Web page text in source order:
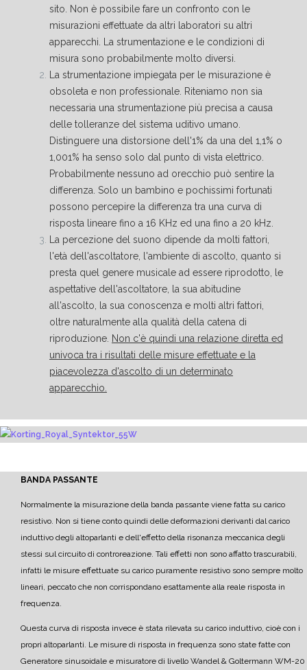
sito. Non è possibile fare un confronto con le
misurazioni effettuate da altri laboratori su altri
apparecchi. La strumentazione e le condizioni di
misura sono probabilmente molto diversi.
La strumentazione impiegata per le misurazione è
obsoleta e non professionale. Riteniamo non sia
necessaria una strumentazione più precisa a causa
delle tolleranze del sistema uditivo umano.
Distinguere una distorsione dell'1% da una del 1,1% o
1,001% ha senso solo dal punto di vista elettrico.
Probabilmente nessuno ad orecchio può sentire la
differenza. Solo un bambino e pochissimi fortunati
possono percepire la differenza tra una curva di
risposta lineare fino a 16 KHz ed una fino a 20 kHz.
La percezione del suono dipende da molti fattori,
l'età dell'ascoltatore, l'ambiente di ascolto, quanto si
presta quel genere musicale ad essere riprodotto, le
aspettative dell'ascoltatore, la sua abitudine
all'ascolto, la sua conoscenza e molti altri fattori,
oltre naturalmente alla qualità della catena di
riproduzione. Non c'è quindi una relazione diretta ed
univoca tra i risultati delle misure effettuate e la
piacevolezza d'ascolto di un determinato
apparecchio.
BANDA PASSANTE
Normalmente la misurazione della banda passante viene fatta su carico
resistivo. Non si tiene conto quindi delle deformazioni derivanti dal carico
induttivo degli altoparlanti e dell'effetto della risonanza meccanica degli
stessi sul circuito di controreazione. Tali effetti non sono affatto trascurabili,
infatti le misure effettuate su carico puramente resistivo sono sempre molto
lineari, peccato che non corrispondano esattamente alla reale risposta in
frequenza.
Questa curva di risposta invece è stata rilevata su carico induttivo, cioè con i
propri altoparlanti. Le misure di risposta in frequenza sono state fatte con
Generatore sinusoidale e misuratore di livello Wandel & Goltermann WM-20